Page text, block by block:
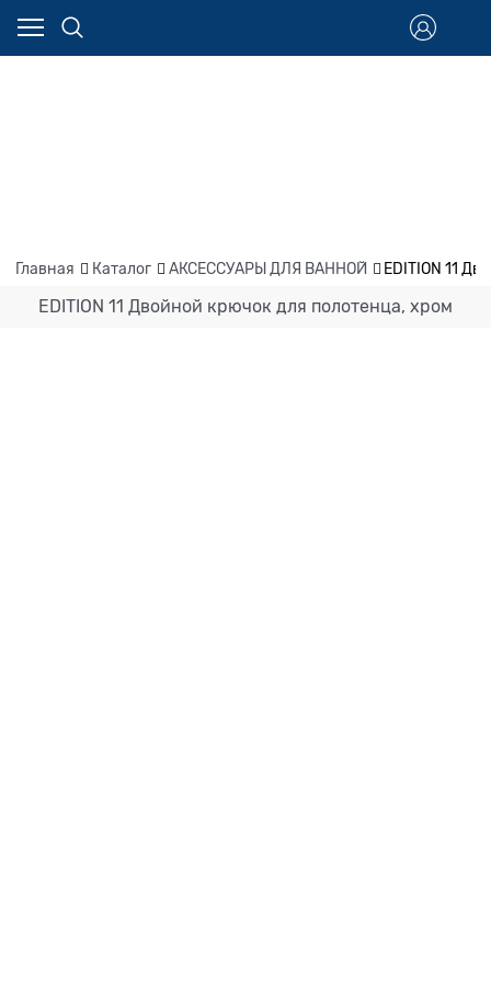
Главная Каталог АКСЕССУАРЫ ДЛЯ ВАННОЙ EDITION 11
EDITION 11 Двойной крючок для полотенца, хром